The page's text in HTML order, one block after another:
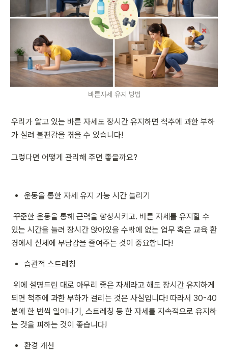
바른자세 유지 방법
우리가 알고 있는 바른 자세도 장시간 유지하면 척추에 과한 부하
가 실려 불편감을 겪을 수 있습니다!
그렇다면 어떻게 관리해 주면 좋을까요?
운동을 통한 자세 유지 가능 시간 늘리기
있는 시간을 늘려 장시간 앉아있을 수밖에 없는 업무 혹은 교육 환
경에서 신체에 부담감을 줄여주는 것이 중요합니다!
습관적 스트레칭
되면 척추에 과한 부하가 걸리는 것은 사실입니다! 따라서 30-40
분에 한 번씩 일어나기, 스트레칭 등 한 자세를 지속적으로 유지하
는 것을 피하는 것이 좋습니다!
환경 개선